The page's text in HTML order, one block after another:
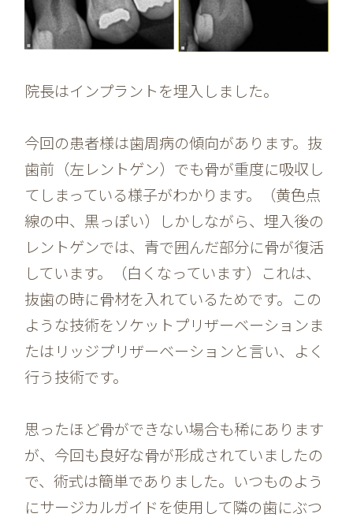
院長はインプラントを埋入しました。
今回の患者様は歯周病の傾向があります。抜
歯前（左レントゲン）でも骨が重度に吸収し
てしまっている様子がわかります。（黄色点
線の中、黒っぽい）しかしながら、埋入後の
レントゲンでは、青で囲んだ部分に骨が復活
しています。（白くなっています）これは、
抜歯の時に骨材を入れているためです。この
ような技術をソケットプリザーベーションま
たはリッジプリザーベーションと言い、よく
行う技術です。
思ったほど骨ができない場合も稀にあります
が、今回も良好な骨が形成されていましたの
で、術式は簡単でありました。いつものよう
にサージカルガイドを使用して隣の歯にぶつ